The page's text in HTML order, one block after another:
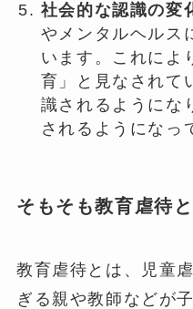
社会的な認識の変
やメンタルヘルス
います。これによ
育」と見なされて
識されるようにな
されるようになっ
そもそも教育虐待
教育虐待とは、児童
ぎる親や教師などが